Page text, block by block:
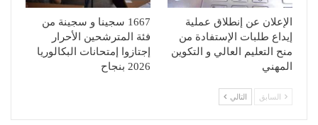
الإعلان عن إنطلاق عملية
إيداع طلبات الإستفادة من
منح التعليم العالي و التكوين
المهني
1667 سجينا و سجينة من
فئة المترشحين الأحرار
إجتازوا إمتحانات البكالوريا
2026 بنجاح
السابق التالي